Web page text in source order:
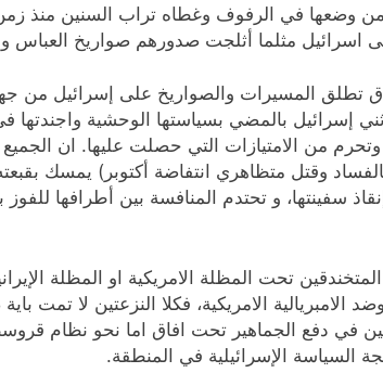
من وضعها في الرفوف وغطاه تراب السنين منذ
مثلما أثلجت صدورهم صواريخ العباس
تطلق المسيرات والصواريخ على إسرائيل من
في ثني إسرائيل بالمضي بسياستها الوحشية
من الامتيازات التي حصلت عليها. ان
وقتل متظاهري انتفاضة أكتوبر) يمسك
سفينتها، و تحتدم المنافسة بين أطرافها
تحت المظلة الامريكية او المظلة
الامريكية، فكلا النزعتين لا تمت
دفع الجماهير تحت افاق اما نحو نظام
السياسة الإسرائيلية في المنطقة.